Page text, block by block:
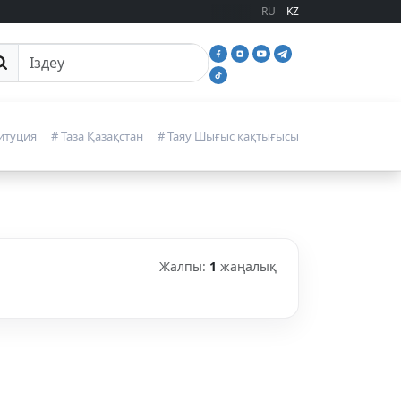
RU KZ
іздеу
# Таза Қазақстан # Таяу Шығыс қақтығысы
Жалпы: 1 жаңалық